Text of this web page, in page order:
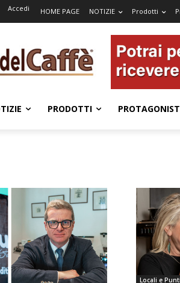
Accedi HOME PAGE NOTIZIE Prodotti
PRODOTTI
Locali e